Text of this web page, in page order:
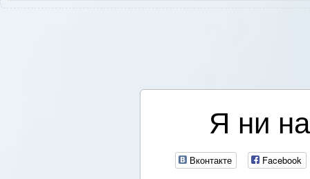
Я ни
Вконтакте Facebook